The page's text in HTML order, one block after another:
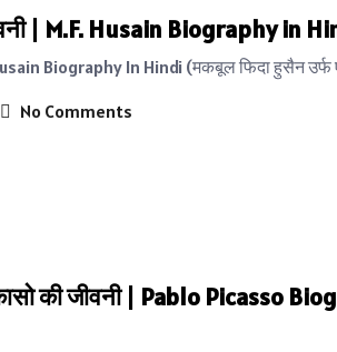
| M.F. Husain Biography in
Biography In Hindi (मकबूल फिदा हुसैन
No Comments
की जीवनी | Pablo Picasso